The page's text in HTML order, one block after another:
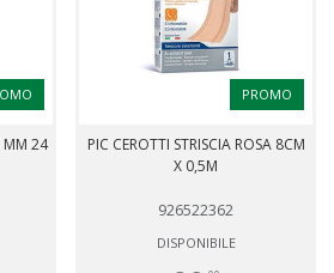
MM 24
PROMO
PIC CEROTTI STRISCIA ROSA 8CM
X 0,5M
926522362
DISPONIBILE